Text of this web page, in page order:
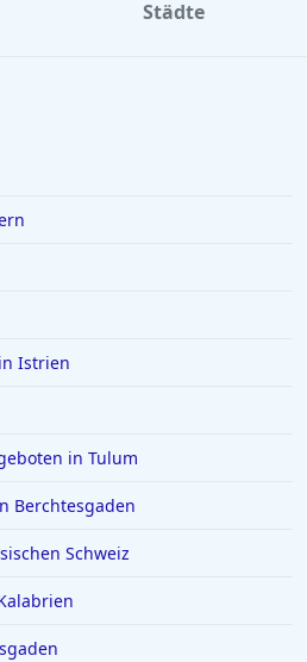
Städte
Istrien
in Tulum
Berchtesgaden
Schweiz